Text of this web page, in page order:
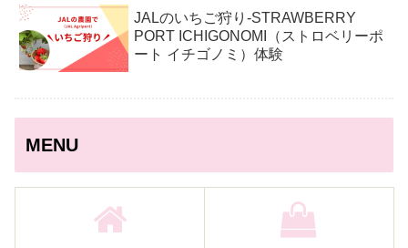
JALのいちご狩り‐STRAWBERRY
PORT ICHIGONOMI（ストロベリーポ
ート イチゴノミ）体験
MENU